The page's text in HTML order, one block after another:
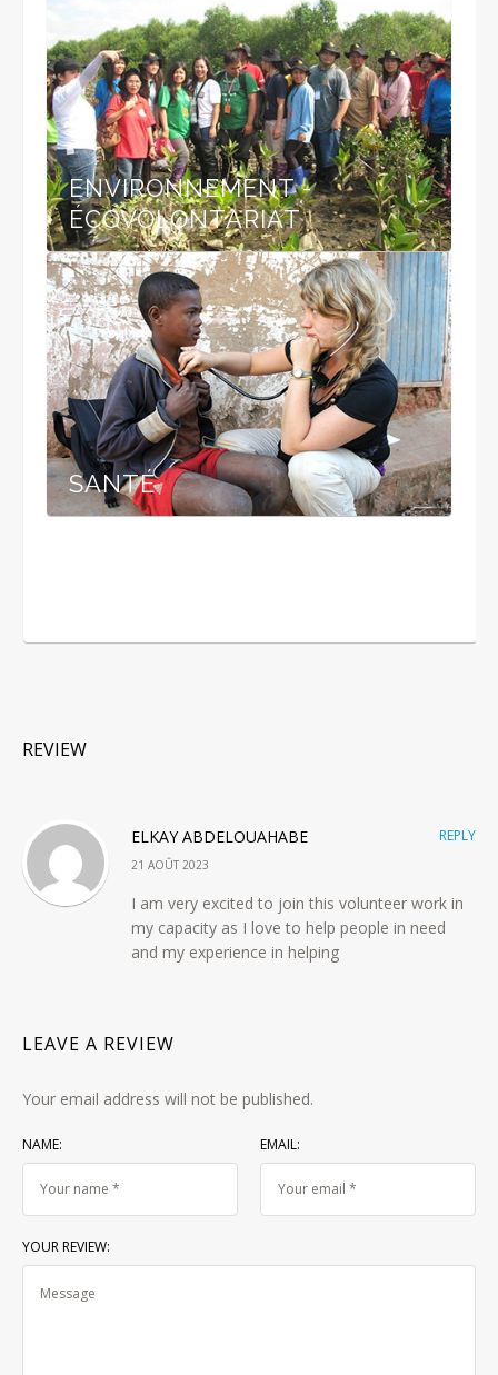
ENVIRONNEMENT -
ÉCOVOLONTARIAT
SANTÉ
REVIEW
ELKAY ABDELOUAHABE REPLY
21 AOÛT 2023
I am very excited to join this volunteer work in
my capacity as I love to help people in need
and my experience in helping
LEAVE A REVIEW
Your email address will not be published.
NAME: EMAIL:
YOUR REVIEW: